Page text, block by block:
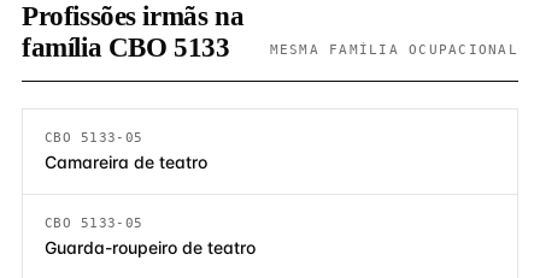
Profissões irmãs na
família CBO 5133
MESMA FAMÍLIA OCUPACIONAL
CBO 5133-05
Camareira de teatro
CBO 5133-05
Guarda-roupeiro de teatro